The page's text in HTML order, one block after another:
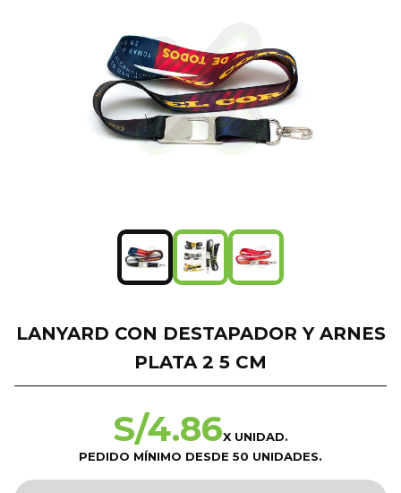
LANYARD CON DESTAPADOR Y ARNES
PLATA 2 5 CM
S/4.86X UNIDAD.
PEDIDO MÍNIMO DESDE 50 UNIDADES.